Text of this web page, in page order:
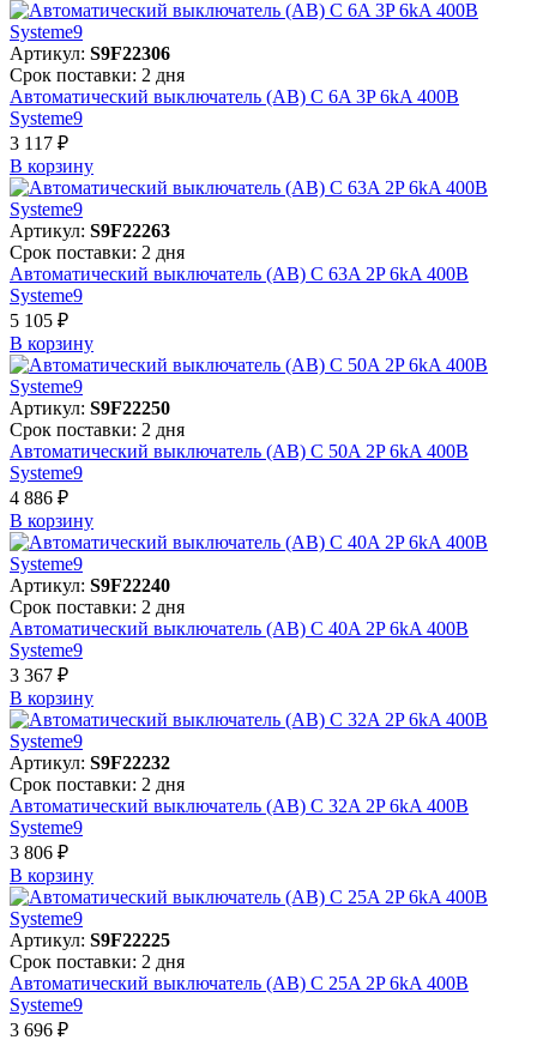
Артикул: S9F22306
Срок поставки: 2 дня
Автоматический выключатель (АВ) C 6A 3P 6kA 400В
Systeme9
3 117 ₽
В корзинy
Артикул: S9F22263
Срок поставки: 2 дня
Автоматический выключатель (АВ) C 63A 2P 6kA 400В
Systeme9
5 105 ₽
В корзинy
Артикул: S9F22250
Срок поставки: 2 дня
Автоматический выключатель (АВ) C 50A 2P 6kA 400В
Systeme9
4 886 ₽
В корзинy
Артикул: S9F22240
Срок поставки: 2 дня
Автоматический выключатель (АВ) C 40A 2P 6kA 400В
Systeme9
3 367 ₽
В корзинy
Артикул: S9F22232
Срок поставки: 2 дня
Автоматический выключатель (АВ) C 32A 2P 6kA 400В
Systeme9
3 806 ₽
В корзинy
Артикул: S9F22225
Срок поставки: 2 дня
Автоматический выключатель (АВ) C 25A 2P 6kA 400В
Systeme9
3 696 ₽